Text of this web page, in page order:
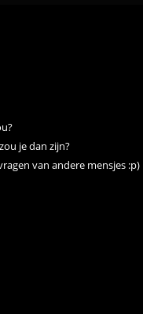
je dan zijn?
van andere mensjes :p)